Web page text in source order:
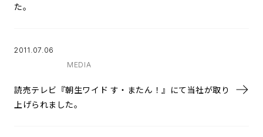
た。
2011.07.06
MEDIA
読売テレビ『朝生ワイド す・またん！』にて当社が取り
上げられました。